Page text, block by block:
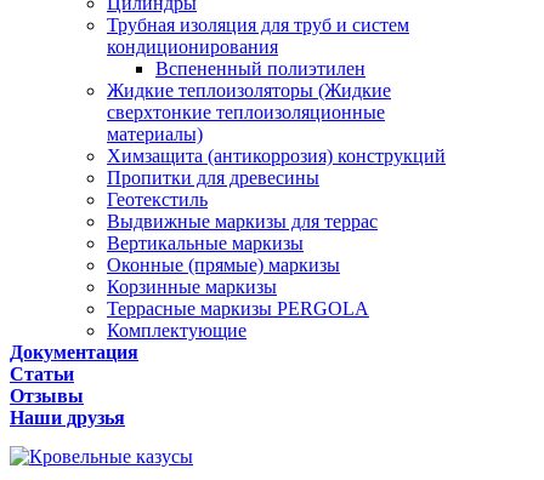
Трубная изоляция для труб и систем
кондиционирования
Вспененный полиэтилен
Жидкие теплоизоляторы (Жидкие
сверхтонкие теплоизоляционные
материалы)
Химзащита (антикоррозия) конструкций
Пропитки для древесины
Геотекстиль
Выдвижные маркизы для террас
Вертикальные маркизы
Оконные (прямые) маркизы
Корзинные маркизы
Террасные маркизы PERGOLA
Комплектующие
Документация
Статьи
Отзывы
Наши друзья